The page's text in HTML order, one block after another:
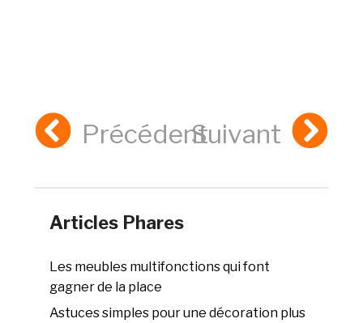
PrécédentSuivant
Articles Phares
Les meubles multifonctions qui font
gagner de la place
Astuces simples pour une décoration plus